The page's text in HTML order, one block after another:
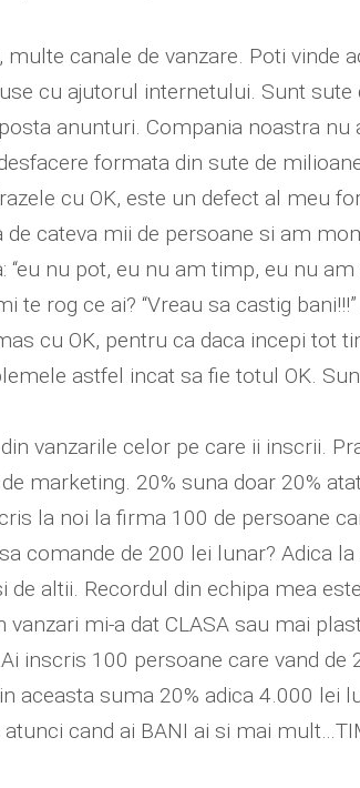
canale de vanzare. Poti vinde
cu ajutorul internetului. Sunt
anunturi. Compania noastra nu
formata din sute de
cu OK, este un defect al meu
cateva mii de persoane si am
nu pot, eu nu am timp, eu nu
te rog ce ai? “Vreau sa castig
cu OK, pentru ca daca incepi tot
astfel incat sa fie totul OK.
vanzarile celor pe care ii inscrii.
marketing. 20% suna doar 20%
la noi la firma 100 de persoane
comande de 200 lei lunar? Adica
altii. Recordul din echipa mea
mi-a dat CLASA sau mai
inscris 100 persoane care vand
aceasta suma 20% adica 4.000 lei
cand ai BANI ai si mai